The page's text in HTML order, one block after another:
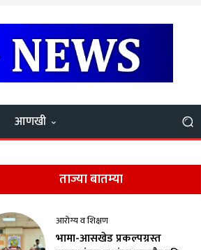
आणखी
ताज्या बातम्या
आरोग्य व शिक्षण
भामा-आसखेड प्रकल्पग्रस्त